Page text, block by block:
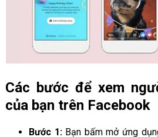
Các bước để xem
của bạn trên Facebook
Bước 1:Bạn bấm mở ứng